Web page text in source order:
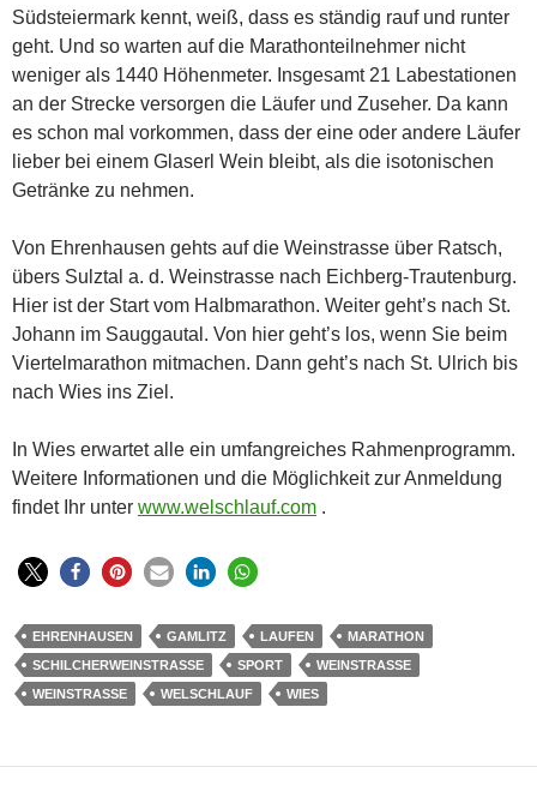
Südsteiermark kennt, weiß, dass es ständig rauf und runter
geht. Und so warten auf die Marathonteilnehmer nicht
weniger als 1440 Höhenmeter. Insgesamt 21 Labestationen
an der Strecke versorgen die Läufer und Zuseher. Da kann
es schon mal vorkommen, dass der eine oder andere Läufer
lieber bei einem Glaserl Wein bleibt, als die isotonischen
Getränke zu nehmen.
Von Ehrenhausen gehts auf die Weinstrasse über Ratsch,
übers Sulztal a. d. Weinstrasse nach Eichberg-Trautenburg.
Hier ist der Start vom Halbmarathon. Weiter geht’s nach St.
Johann im Sauggautal. Von hier geht’s los, wenn Sie beim
Viertelmarathon mitmachen. Dann geht’s nach St. Ulrich bis
nach Wies ins Ziel.
In Wies erwartet alle ein umfangreiches Rahmenprogramm.
Weitere Informationen und die Möglichkeit zur Anmeldung
findet Ihr unter www.welschlauf.com .
EHRENHAUSEN GAMLITZ LAUFEN
MARATHON
SCHILCHERWEINSTRASSE
SPORT
WEINSTRASSE
WEINSTRASSE
WELSCHLAUF WIES